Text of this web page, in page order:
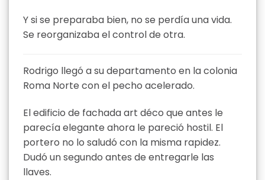
Y si se preparaba bien, no se perdía una vida.
Se reorganizaba el control de otra.
Rodrigo llegó a su departamento en la colonia
Roma Norte con el pecho acelerado.
El edificio de fachada art déco que antes le
parecía elegante ahora le pareció hostil. El
portero no lo saludó con la misma rapidez.
Dudó un segundo antes de entregarle las
llaves.